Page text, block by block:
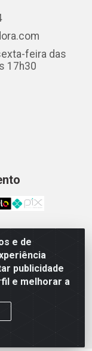
e de
publicidade
e melhorar a
feira das
17h30
Maximiano
60.863-260